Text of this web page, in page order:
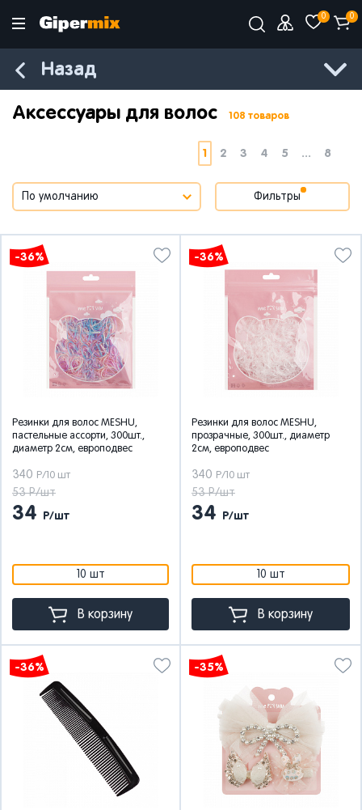
0 0
Назад
Аксессуары для волос 108 товаров
1 2 3 4 5 ... 8
Фильтры
-36%
Резинки для волос MESHU,
пастельные ассорти, 300шт.,
диаметр 2см, европодвес
340 Р/10 шт
53 Р/шт
34 Р/шт
10 шт
В корзину
-36%
Резинки для волос MESHU,
прозрачные, 300шт., диаметр
2см, европодвес
340 Р/10 шт
53 Р/шт
34 Р/шт
10 шт
В корзину
-36% -35%